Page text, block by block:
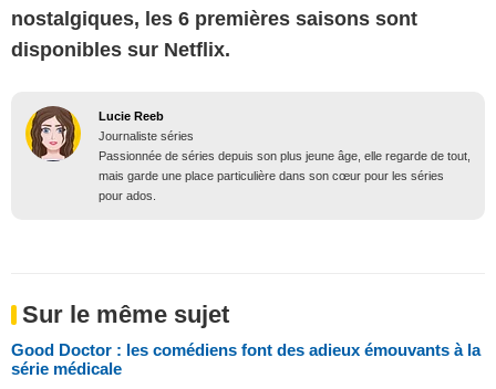
nostalgiques, les 6 premières saisons sont
disponibles sur Netflix.
Lucie Reeb
Journaliste séries
Passionnée de séries depuis son plus jeune âge, elle regarde de tout,
mais garde une place particulière dans son cœur pour les séries
pour ados.
Sur le même sujet
Good Doctor : les comédiens font des adieux émouvants à la
série médicale